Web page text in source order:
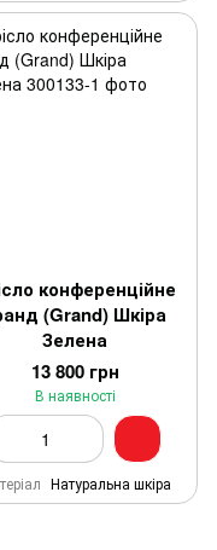
конференційне
(Grand) Шкіра
Зелена
13 800 грн
В наявності
Натуральна шкіра